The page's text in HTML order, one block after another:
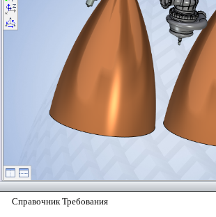
Справочник Требования